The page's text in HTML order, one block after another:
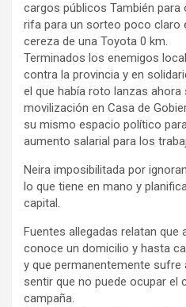
cargos públicos También para
rifa para un sorteo poco claro
cereza de una Toyota 0 km.
Terminados los enemigos
contra la provincia y en
el que había roto lanzas
movilización en Casa de
su mismo espacio político
aumento salarial para los
Neira imposibilitada por
lo que tiene en mano y
capital.
Fuentes allegadas relatan que
conoce un domicilio y hasta
y que permanentemente sufre
sentir que no puede ocupar el
campaña.